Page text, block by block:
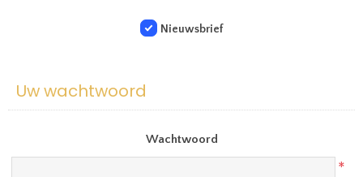
Nieuwsbrief
Uw wachtwoord
Wachtwoord
*